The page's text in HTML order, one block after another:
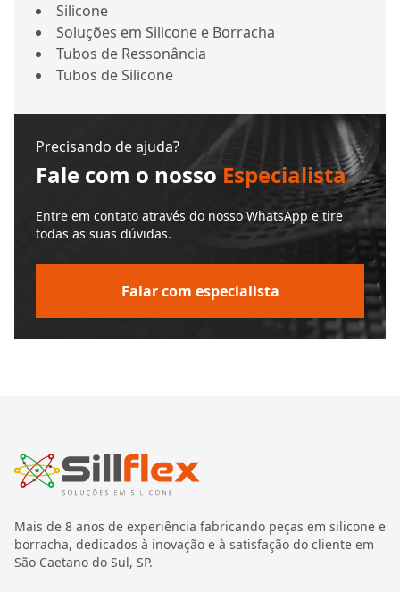
Silicone
Soluções em Silicone e Borracha
Tubos de Ressonância
Tubos de Silicone
Precisando de ajuda?
Fale com o nosso Especialista
Entre em contato através do nosso WhatsApp e tire
todas as suas dúvidas.
Falar com especialista
Mais de 8 anos de experiência fabricando peças em silicone e
borracha, dedicados à inovação e à satisfação do cliente em
São Caetano do Sul, SP.